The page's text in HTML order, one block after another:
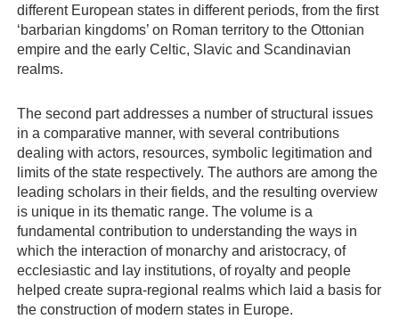
different European states in different periods, from the first
‘barbarian kingdoms’ on Roman territory to the Ottonian
empire and the early Celtic, Slavic and Scandinavian
realms.
The second part addresses a number of structural issues
in a comparative manner, with several contributions
dealing with actors, resources, symbolic legitimation and
limits of the state respectively. The authors are among the
leading scholars in their fields, and the resulting overview
is unique in its thematic range. The volume is a
fundamental contribution to understanding the ways in
which the interaction of monarchy and aristocracy, of
ecclesiastic and lay institutions, of royalty and people
helped create supra-regional realms which laid a basis for
the construction of modern states in Europe.